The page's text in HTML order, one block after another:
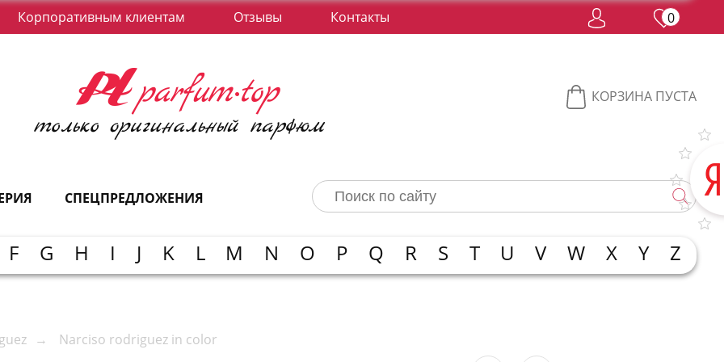
Корпоративным клиентам Отзывы Контакты 0
КОРЗИНА ПУСТА
СПЕЦПРЕДЛОЖЕНИЯ
F G H I J K L M N O P Q R S T U V W X Y Z
Narciso rodriguez in color